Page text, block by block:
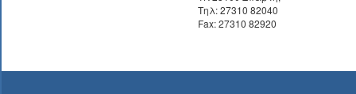
Τηλ: 27310 82040
Fax: 27310 82920